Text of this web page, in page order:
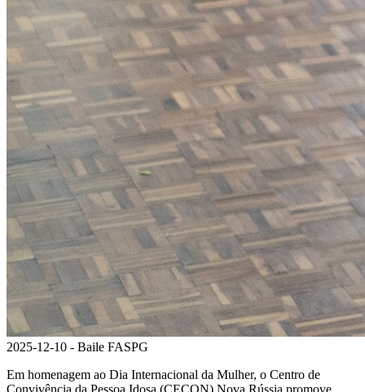
2025-12-10 - Baile FASPG
Em homenagem ao Dia Internacional da Mulher, o Centro de
Convivência da Pessoa Idosa (CECON) Nova Rússia promove,